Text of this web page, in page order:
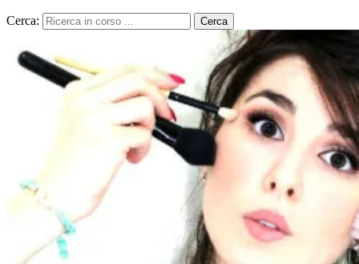
Cerca: Cerca